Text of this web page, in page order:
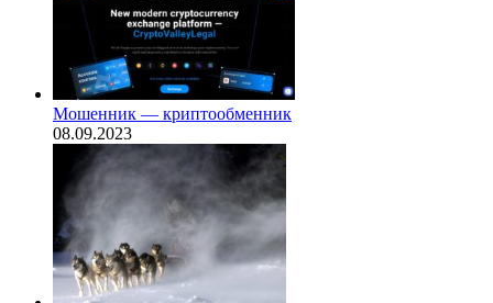
Мошенник — криптообменник
08.09.2023